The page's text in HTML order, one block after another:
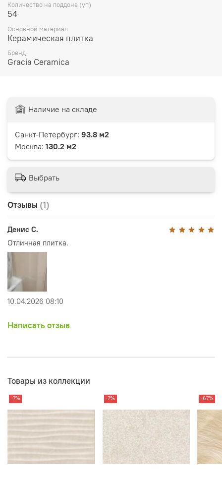
Количество на поддоне (уп)
54
Основной материал
Керамическая плитка
Бренд
Gracia Ceramica
Отзывы (1)
Денис С.
Отличная плитка.
10.04.2026 08:10
Написать отзыв
Наличие на складе
Санкт-Петербург: 93.8 м2
Москва: 130.2 м2
Выбрать
Товары из коллекции
-7% -7% -67%